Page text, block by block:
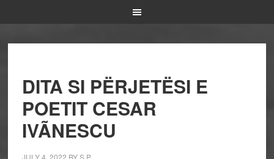
DITA SI PËRJETËSI E
POETIT CESAR
IVÃNESCU
JULY 4, 2022 BYS P